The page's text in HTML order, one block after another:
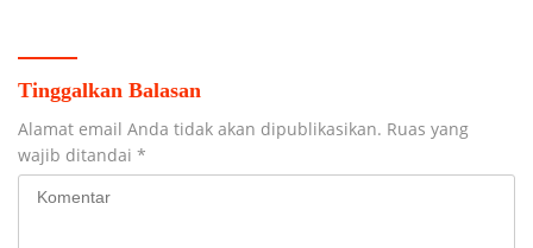
Tinggalkan Balasan
Alamat email Anda tidak akan dipublikasikan. Ruas yang
wajib ditandai *